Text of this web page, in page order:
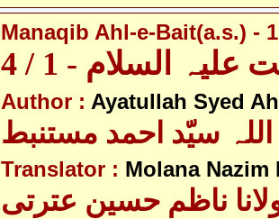
Manaqib Ahl-e-Bait(a.s.) -
السلام - 1 / 4
Author : Ayatullah Syed
سیّد احمد مستنبط
Translator : Molana
ناظم حسین عترتی